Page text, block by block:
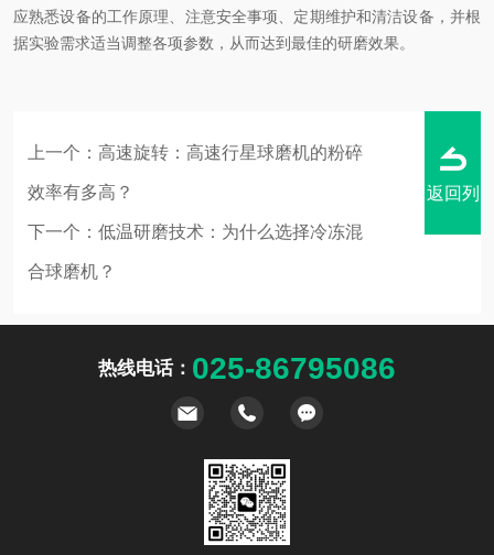
应熟悉设备的工作原理、注意安全事项、定期维护和清洁设备，并根
据实验需求适当调整各项参数，从而达到最佳的研磨效果。
上一个： 高速旋转：高速行星球磨机的粉碎
效率有多高？
下一个： 低温研磨技术：为什么选择冷冻混
合球磨机？
返回列
热线电话： 025-86795086